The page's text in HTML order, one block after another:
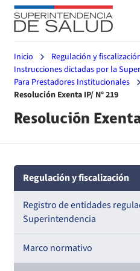
Inicio
Regulación y
Instrucciones dictadas por la
Para Prestadores Institucionales
Resolución Exenta IP/ N° 219
Resolución
Regulación y fiscalización
Registro de entidades
Superintendencia
Registro de Prestadores
Marco normativo